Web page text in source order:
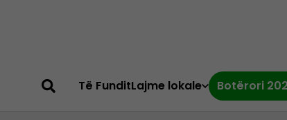
Të FunditLajme lokale Botërori